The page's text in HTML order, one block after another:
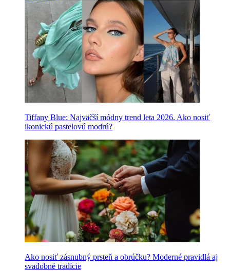
Tiffany Blue: Najväčší módny trend leta 2026. Ako nosiť
ikonickú pastelovú modrú?
Ako nosiť zásnubný prsteň a obrúčku? Moderné pravidlá aj
svadobné tradície